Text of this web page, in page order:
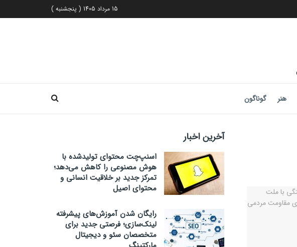
15 مرداد 1405 ( پنجشنبه )
هنر گوناگون
آخرین اخبار
اسنپ‌چت محتوای تولیدشده با
هوش مصنوعی را کاهش می‌دهد؛
تمرکز جدید بر خلاقیت انسانی و
محتوای اصیل
رایگان شدن آموزش‌های پیشرفته
لینک‌سازی؛ فرصتی جدید برای
متخصصان سئو و دیجیتال